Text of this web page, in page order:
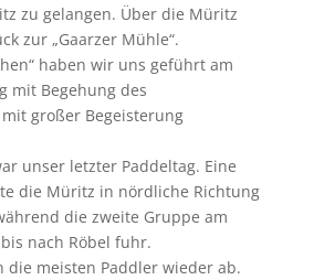
zu gelangen. Über die Müritz
zur „Gaarzer Mühle“.
haben wir uns geführt am
mit Begehung des
großer Begeisterung
unser letzter Paddeltag. Eine
die Müritz in nördliche Richtung
die zweite Gruppe am
nach Röbel fuhr.
die meisten Paddler wieder ab.